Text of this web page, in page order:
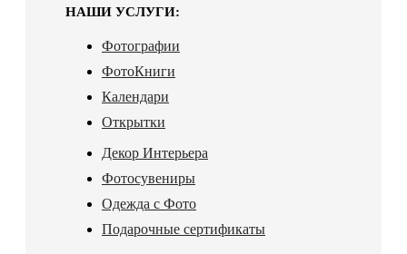
НАШИ УСЛУГИ:
Фотографии
ФотоКниги
Календари
Открытки
Декор Интерьера
Фотосувениры
Одежда с Фото
Подарочные сертификаты